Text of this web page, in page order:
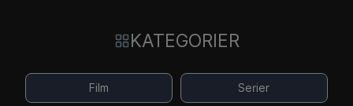
KATEGORIER
Film Serier